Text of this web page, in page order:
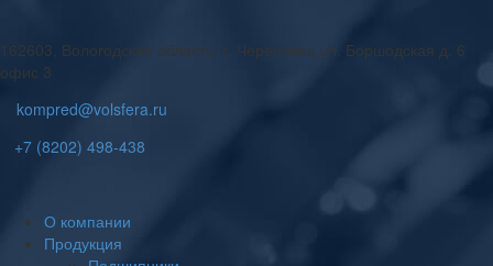
162603, Вологодская область, г. Череповец ул. Боршодская д. 6
офис 3
kompred@volsfera.ru
+7 (8202) 498-438
О компании
Продукция